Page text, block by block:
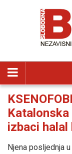
izbaci halal
Njena posljednja